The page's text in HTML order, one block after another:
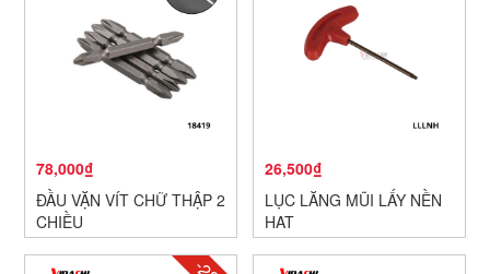
78,000₫
ĐẦU VẶN VÍT CHỮ THẬP 2
CHIỀU
26,500₫
LỤC LĂNG MŨI LẤY NỀN
HẠT